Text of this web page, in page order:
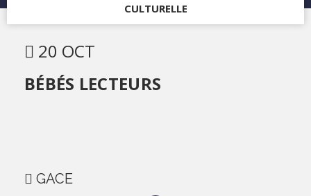
CULTURELLE
20 OCT
BÉBÉS LECTEURS
GACE